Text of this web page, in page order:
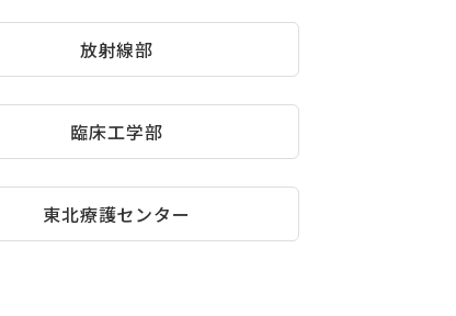
放射線部
臨床工学部
東北療護センター